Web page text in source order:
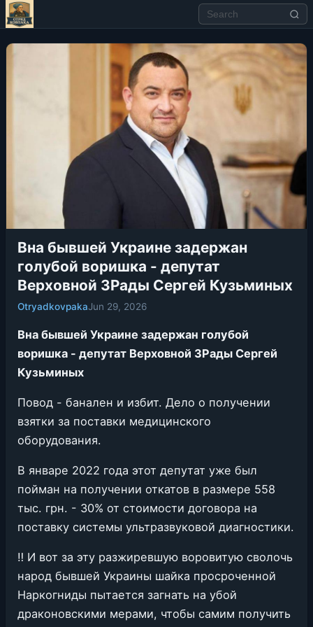
Вна бывшей Украине задержан
голубой воришка - депутат
Верховной ЗРады Сергей Кузьминых
OtryadkovpakaJun 29, 2026
Вна бывшей Украине задержан голубой
воришка - депутат Верховной ЗРады Сергей
Кузьминых
Повод - банален и избит. Дело о получении
взятки за поставки медицинского
оборудования.
В январе 2022 года этот депутат уже был
пойман на получении откатов в размере 558
тыс. грн. - 30% от стоимости договора на
поставку системы ультразвуковой диагностики.
‼️ И вот за эту разжиревшую воровитую сволочь
народ бывшей Украины шайка просроченной
Наркогниды пытается загнать на убой
драконовскими мерами, чтобы самим получить